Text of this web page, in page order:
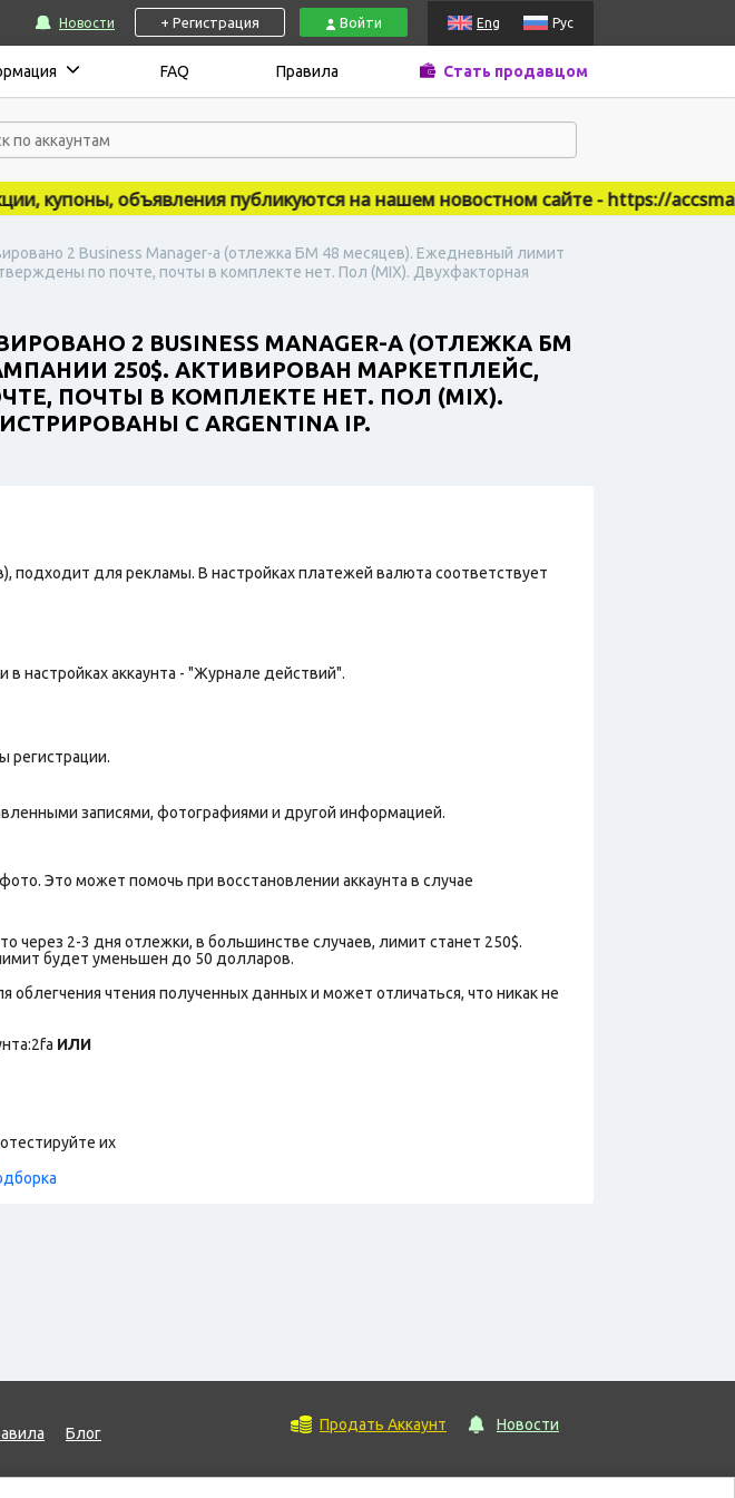
Новости + Регистрация Войти Eng Рус
FAQ Правила Стать продавцом
купоны, объявления публикуются на нашем новостном сайте - https://
2 Business Manager-а (отлежка БМ 48 месяцев). Ежедневный лимит
по почте, почты в комплекте нет. Пол (MIX). Двухфакторная
2 BUSINESS MANAGER-А (ОТЛЕЖКА БМ
250$. АКТИВИРОВАН МАРКЕТПЛЕЙС,
ПОЧТЫ В КОМПЛЕКТЕ НЕТ. ПОЛ (MIX).
С ARGENTINA IP.
подходит для рекламы. В настройках платежей валюта соответствует
настройках аккаунта - "Журнале действий".
регистрации.
записями, фотографиями и другой информацией.
Это может помочь при восстановлении аккаунта в случае
через 2-3 дня отлежки, в большинстве случаев, лимит станет 250$.
будет уменьшен до 50 долларов.
облегчения чтения полученных данных и может отличаться, что никак не
ИЛИ
их
Блог Продать Аккаунт Новости